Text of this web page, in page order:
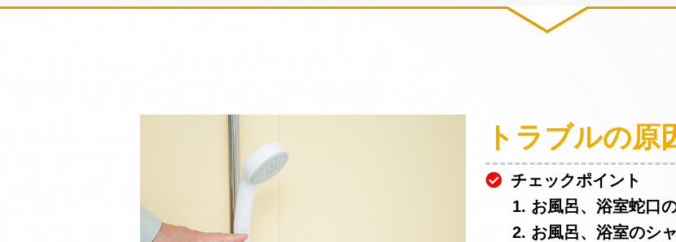
トラブルの
チェックポイント
1. お風呂、浴室蛇口
2. お風呂、浴室のシ